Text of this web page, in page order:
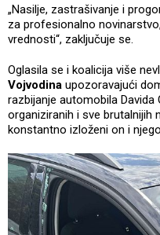
„Nasilje, zastrašivanje i
za profesionalno
vrednosti“, zaključuje se.
Oglasila se i koalicija više
Vojvodina upozoravajući
razbijanje automobila Davida
organiziranih i sve brutalnijih
konstantno izloženi on i